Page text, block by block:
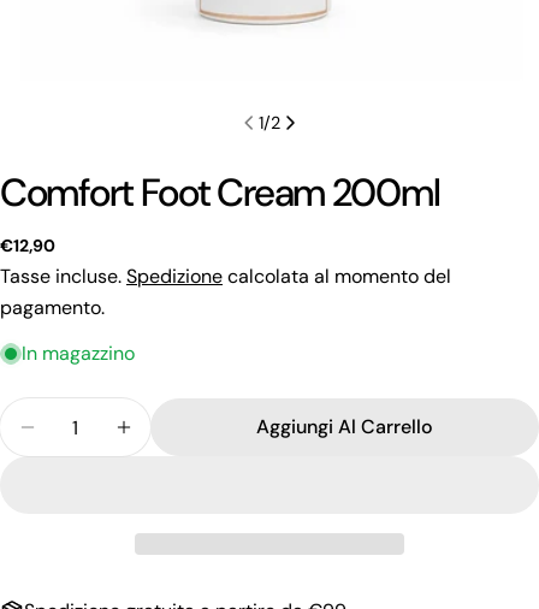
1/2
Comfort Foot Cream 200ml
Prezzo
regolare
€12,90
Tasse incluse.Spedizionecalcolata al momento del
pagamento.
In magazzino
Diminuisci La Quantità Per Comfort Foot Cream
Aumenta La Quantità Per Comfort Foot
Aggiungi Al Carrello
Fai una domanda